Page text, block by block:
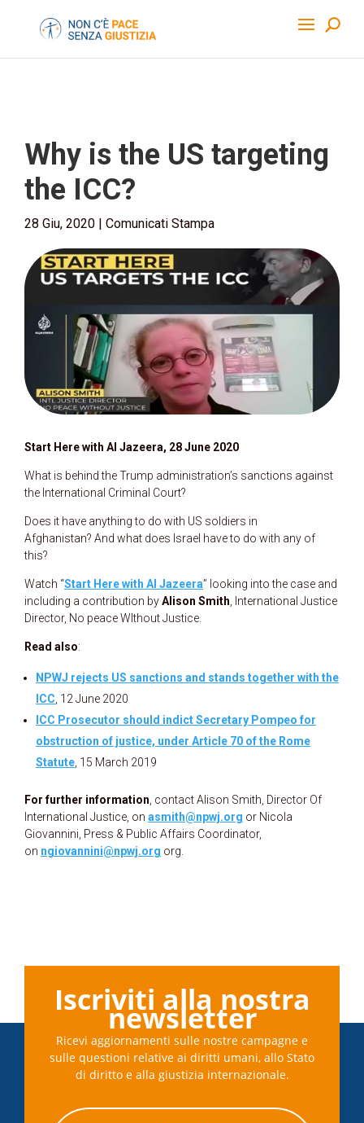
Why is the US targeting
the ICC?
28 Giu, 2020 | Comunicati Stampa
Start Here with Al Jazeera, 28 June 2020
What is behind the Trump administration’s sanctions against
the International Criminal Court?
Does it have anything to do with US soldiers in
Afghanistan? And what does Israel have to do with any of
this?
Watch “Start Here with Al Jazeera” looking into the case and
including a contribution byAlison Smith , International Justice
Director, No peace WIthout Justice.
Read also:
NPWJ rejects US sanctions and stands together with the
ICC , 12 June 2020
ICC Prosecutor should indict Secretary Pompeo for
obstruction of justice, under Article 70 of the Rome
Statute , 15 March 2019
For further information , contact Alison Smith, Director Of
International Justice, on asmith@npwj.org or Nicola
Giovannini, Press & Public Affairs Coordinator,
on ngiovannini@npwj.org org.
Iscriviti alla nostra
newsletter
Ricevi aggiornamenti sulle nostre campagne e
sulle questioni relative ai diritti umani, allo Stato
di diritto e alla giustizia internazionale.